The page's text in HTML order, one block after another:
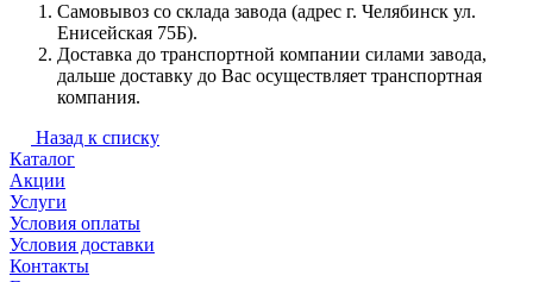
Самовывоз со склада завода (адрес г. Челябинск ул.
Енисейская 75Б).
Доставка до транспортной компании силами завода,
дальше доставку до Вас осуществляет транспортная
компания.
Назад к списку
Каталог
Акции
Услуги
Условия оплаты
Условия доставки
Контакты